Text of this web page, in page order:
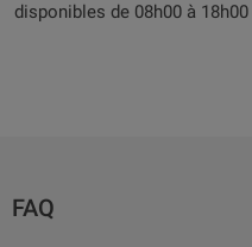
disponibles de 08h00 à 18h00
FAQ